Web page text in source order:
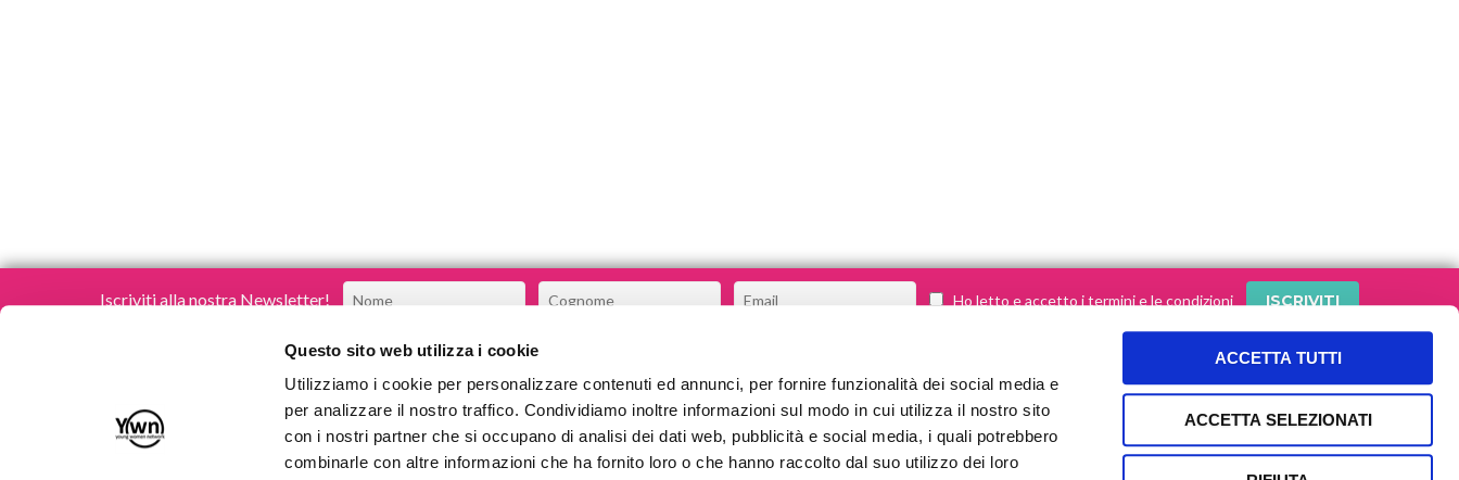
Questo sito web utilizza i cookie
Utilizziamo i cookie per personalizzare contenuti ed annunci, per fornire funzionalità dei social media e
per analizzare il nostro traffico. Condividiamo inoltre informazioni sul modo in cui utilizza il nostro sito
con i nostri partner che si occupano di analisi dei dati web, pubblicità e social media, i quali potrebbero
combinarle con altre informazioni che ha fornito loro o che hanno raccolto dal suo utilizzo dei loro
ACCETTA TUTTI
ACCETTA SELEZIONATI
Iscriviti alla nostra Newsletter! Ho letto e accetto i termini e le condizioni
Young Women Network
CHI SIAMO
COSA FACCIAMO
COMMUNITY
SEGUI le nostre storie sui social!